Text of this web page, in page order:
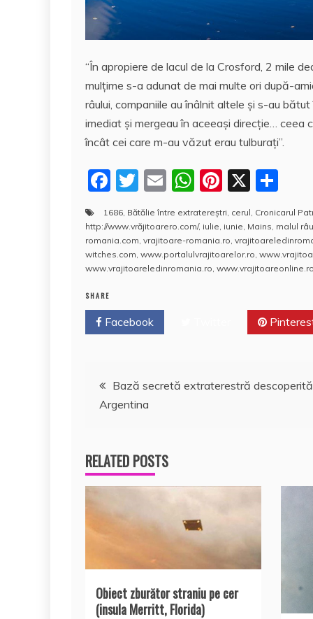
“În apropiere de lacul de la Crosford, 2 mile
mulţime s-a adunat de mai multe ori după-
râului, companiile au înâlnit altele şi s-au
imediat şi mergeau în aceeaşi direcţie…
încât cei care m-au văzut erau tulburaţi”.
F
a
c
e
b
o
k
T
w
itt
er
E
ai
l
W
h
at
s
A
Pi
nt
er
e
st
X
rt
aj
e
z
ă
1686 Bătălie între extratereştri cerul Cronicarul
http://www.vrăjitoarero.com/, iulie iunie Mains malul
romania.com vrajitoare-romania.ro
witches.com www.portalulvrajitoarelor.ro
www.vrajitoareledinromania.ro
SHARE
Facebook
Navigare
în
articole
Bază secretă extraterestră
Argentina
RELATED POSTS
Obiect zburător straniu pe cer
(insula Merritt, Florida)